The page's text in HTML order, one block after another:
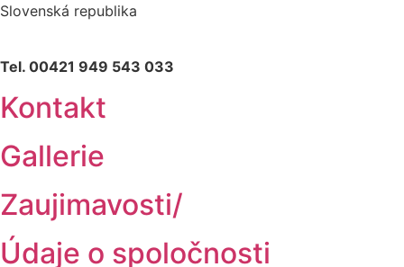
Slovenská republika
Tel. 00421 949 543 033
Kontakt
Gallerie
Zaujimavosti/
Údaje o spoločnosti